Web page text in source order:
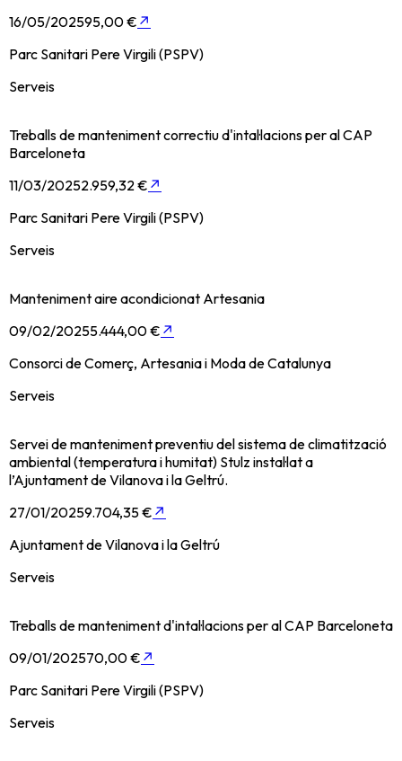
16/05/202595,00 € ↗
Parc Sanitari Pere Virgili (PSPV)
Serveis
Treballs de manteniment correctiu d'intal·lacions per al CAP
Barceloneta
11/03/20252.959,32 € ↗
Parc Sanitari Pere Virgili (PSPV)
Serveis
Manteniment aire acondicionat Artesania
09/02/20255.444,00 € ↗
Consorci de Comerç, Artesania i Moda de Catalunya
Serveis
Servei de manteniment preventiu del sistema de climatització
ambiental (temperatura i humitat) Stulz instal·lat a
l’Ajuntament de Vilanova i la Geltrú.
27/01/20259.704,35 € ↗
Ajuntament de Vilanova i la Geltrú
Serveis
Treballs de manteniment d'intal·lacions per al CAP Barceloneta
09/01/202570,00 € ↗
Parc Sanitari Pere Virgili (PSPV)
Serveis